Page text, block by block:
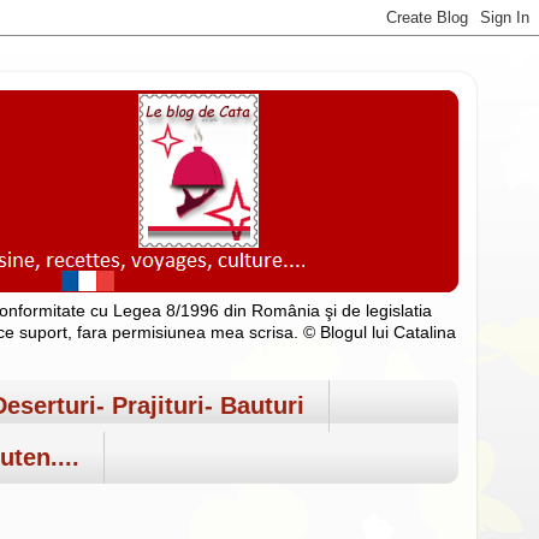
cu Legea 8/1996 din România şi de legislatia
suport, fara permisiunea mea scrisa. © Blogul lui Catalina
Prajituri- Bauturi